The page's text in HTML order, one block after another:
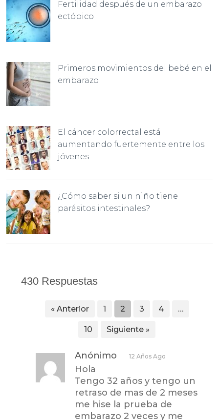
Fertilidad después de un embarazo
ectópico
Primeros movimientos del bebé en el
embarazo
El cáncer colorrectal está
aumentando fuertemente entre los
jóvenes
¿Cómo saber si un niño tiene
parásitos intestinales?
430 Respuestas
« Anterior 1 2 3 4 …
10 Siguiente »
Anónimo 12 Años Ago
Hola
Tengo 32 años y tengo un
retraso de mas de 2 meses
me hise la prueba de
embarazo 2 veces y me